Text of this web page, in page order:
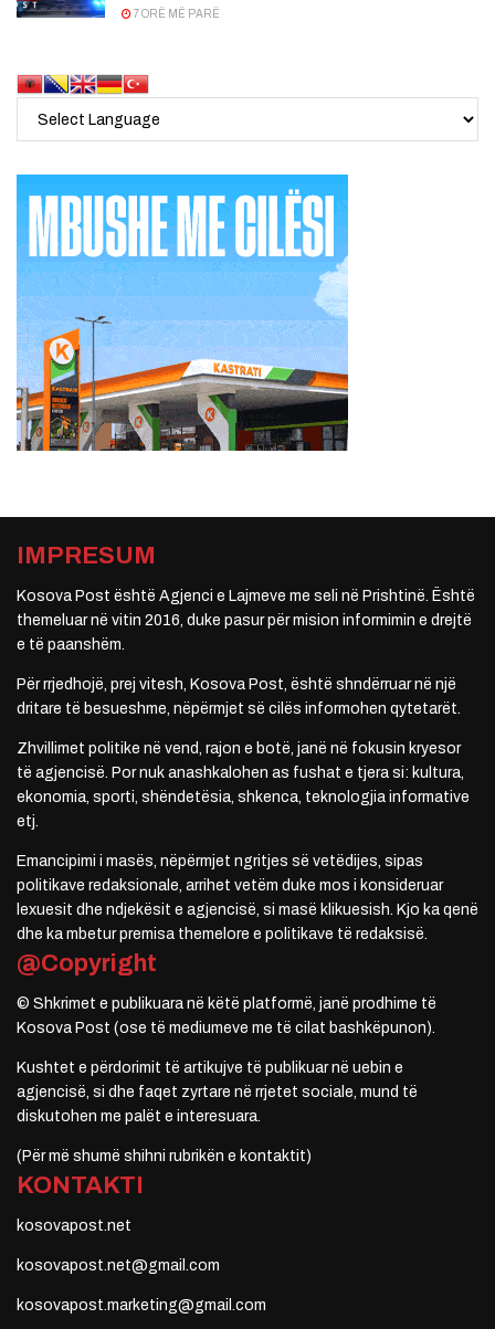
7 ORË MË PARË
IMPRESUM
Kosova Post është Agjenci e Lajmeve me seli në Prishtinë. Është
themeluar në vitin 2016, duke pasur për mision informimin e drejtë
e të paanshëm.
Për rrjedhojë, prej vitesh, Kosova Post, është shndërruar në një
dritare të besueshme, nëpërmjet së cilës informohen qytetarët.
Zhvillimet politike në vend, rajon e botë, janë në fokusin kryesor
të agjencisë. Por nuk anashkalohen as fushat e tjera si: kultura,
ekonomia, sporti, shëndetësia, shkenca, teknologjia informative
etj.
Emancipimi i masës, nëpërmjet ngritjes së vetëdijes, sipas
politikave redaksionale, arrihet vetëm duke mos i konsideruar
lexuesit dhe ndjekësit e agjencisë, si masë klikuesish. Kjo ka qenë
dhe ka mbetur premisa themelore e politikave të redaksisë.
@Copyright
© Shkrimet e publikuara në këtë platformë, janë prodhime të
Kosova Post (ose të mediumeve me të cilat bashkëpunon).
Kushtet e përdorimit të artikujve të publikuar në uebin e
agjencisë, si dhe faqet zyrtare në rrjetet sociale, mund të
diskutohen me palët e interesuara.
(Për më shumë shihni rubrikën e kontaktit)
KONTAKTI
kosovapost.net
kosovapost.net@gmail.com
kosovapost.marketing@gmail.com